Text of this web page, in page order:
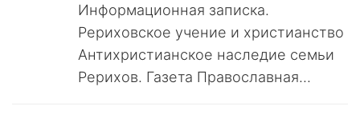
Информационная записка.
Рериховское учение и христианство
Антихристианское наследие семьи
Рерихов. Газета Православная...